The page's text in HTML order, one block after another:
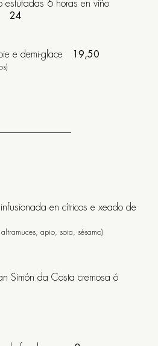
estufadas 6 horas en viño
24
e demi-glace 19,50
en cítricos e xeado de
apio, soia, sésamo)
Simón da Costa cremosa ó